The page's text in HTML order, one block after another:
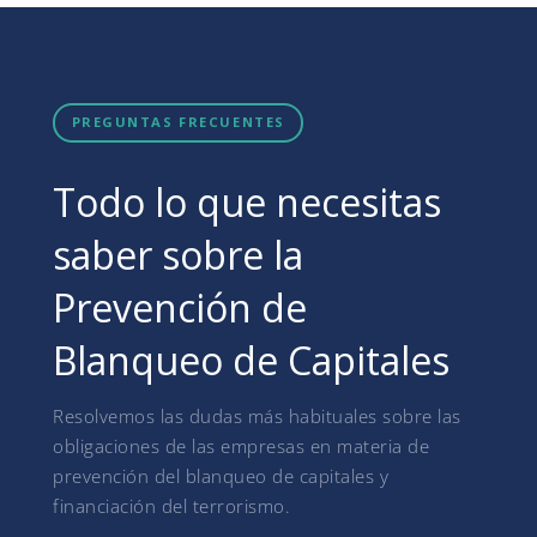
PREGUNTAS FRECUENTES
Todo lo que necesitas
saber sobre la
Prevención de
Blanqueo de Capitales
Resolvemos las dudas más habituales sobre las
obligaciones de las empresas en materia de
prevención del blanqueo de capitales y
financiación del terrorismo.